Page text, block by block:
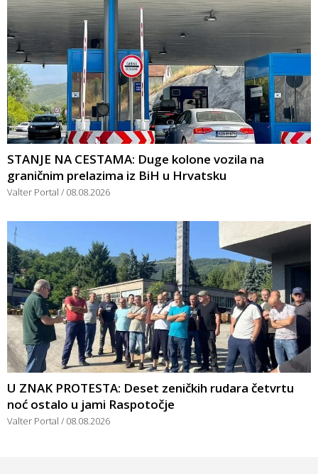
STANJE NA CESTAMA: Duge kolone vozila na
graničnim prelazima iz BiH u Hrvatsku
Valter Portal 08.08.2026
U ZNAK PROTESTA: Deset zeničkih rudara četvrtu
noć ostalo u jami Raspotočje
Valter Portal 08.08.2026